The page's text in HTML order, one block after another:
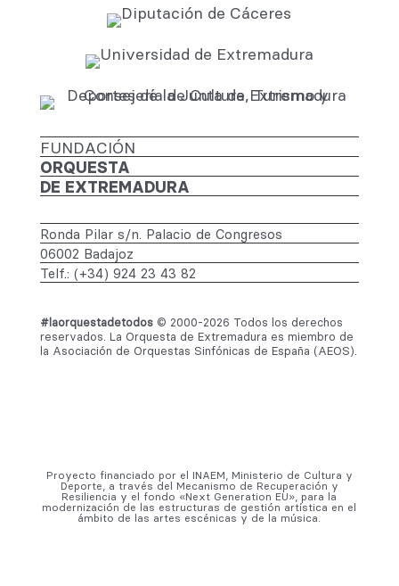
FUNDACIÓN
ORQUESTA
DE EXTREMADURA
Ronda Pilar s/n. Palacio de Congresos
06002 Badajoz
Telf.: (+34) 924 23 43 82
#laorquestadetodos© 2000-2026 Todos los derechos
reservados. La Orquesta de Extremadura es miembro de
la Asociación de Orquestas Sinfónicas de España (AEOS).
Proyecto financiado por el INAEM, Ministerio de Cultura y
Deporte, a través del Mecanismo de Recuperación y
Resiliencia y el fondo «Next Generation EU», para la
modernización de las estructuras de gestión artística en el
ámbito de las artes escénicas y de la música.